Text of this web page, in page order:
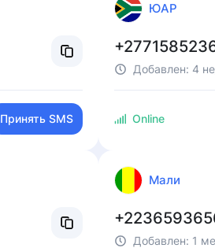
Принять SMS
ЮАР
Добавлен: 4
Online
Мали
Добавлен: 1